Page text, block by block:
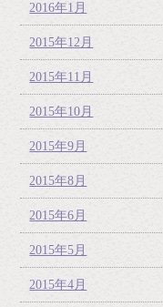
2016年1月
2015年12月
2015年11月
2015年10月
2015年9月
2015年8月
2015年6月
2015年5月
2015年4月